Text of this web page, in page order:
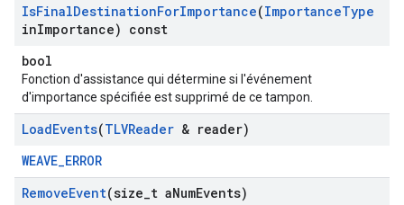
IsFinalDestinationForImportance(ImportanceType
inImportance) const
bool
Fonction d'assistance qui détermine si l'événement
d'importance spécifiée est supprimé de ce tampon.
LoadEvents(TLVReader & reader)
WEAVE_ERROR
RemoveEvent(size t aNumEvents)